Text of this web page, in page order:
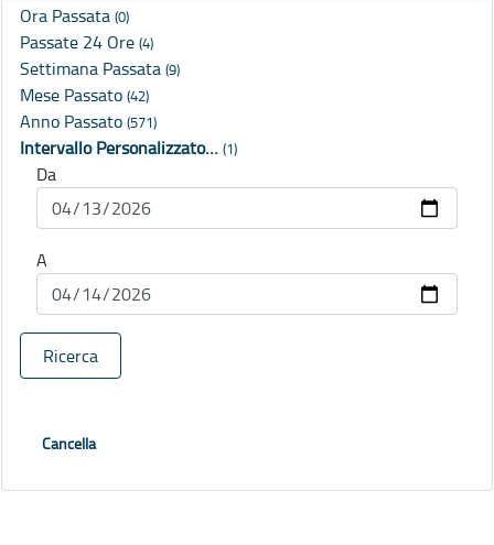
Ora Passata (0)
Passate 24 Ore (4)
Settimana Passata (9)
Mese Passato (42)
Anno Passato (571)
Intervallo Personalizzato… (1)
Da
A
Ricerca
Cancella